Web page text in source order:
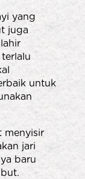
yang
juga
untuk
menyisir
jari
baru